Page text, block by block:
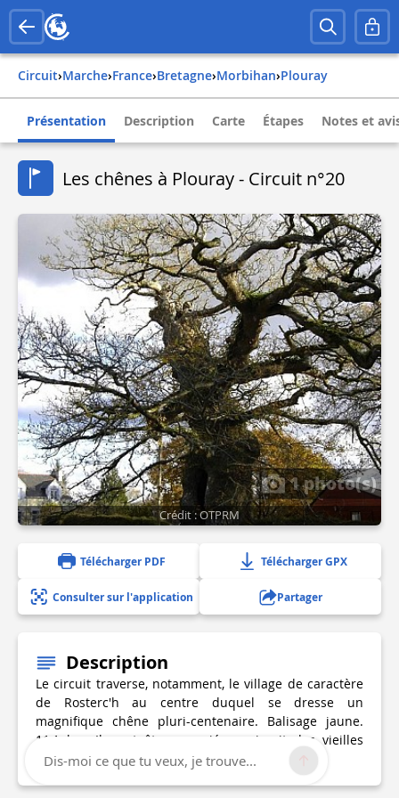
Circuit› Marche› france› bretagne› morbihan› plouray
Présentation Description Carte Étapes Notes et
Les chênes à Plouray - Circuit n°20
1 photo(s)
Crédit : OTPRM
Télécharger PDF Télécharger GPX
Consulter sur l'application Partager
Description
Le circuit traverse, notamment, le village de caractère
de Rosterc'h au centre duquel se dresse un
magnifique chêne pluri-centenaire. Balisage jaune.
11,1 km. Il peut être associé au circuit des vieilles
pierres (N°19-10,7 km).
Dis-moi ce que tu veux, je trouve...